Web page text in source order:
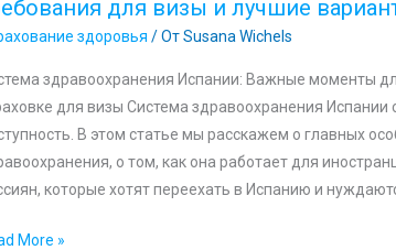
для визы и лучшие
здоровья / ОтSusana Wichels
здравоохранения Испании: Важные моменты
для визы Система здравоохранения Испании
В этом статье мы расскажем о главных
о том, как она работает для
которые хотят переехать в Испанию и
More »